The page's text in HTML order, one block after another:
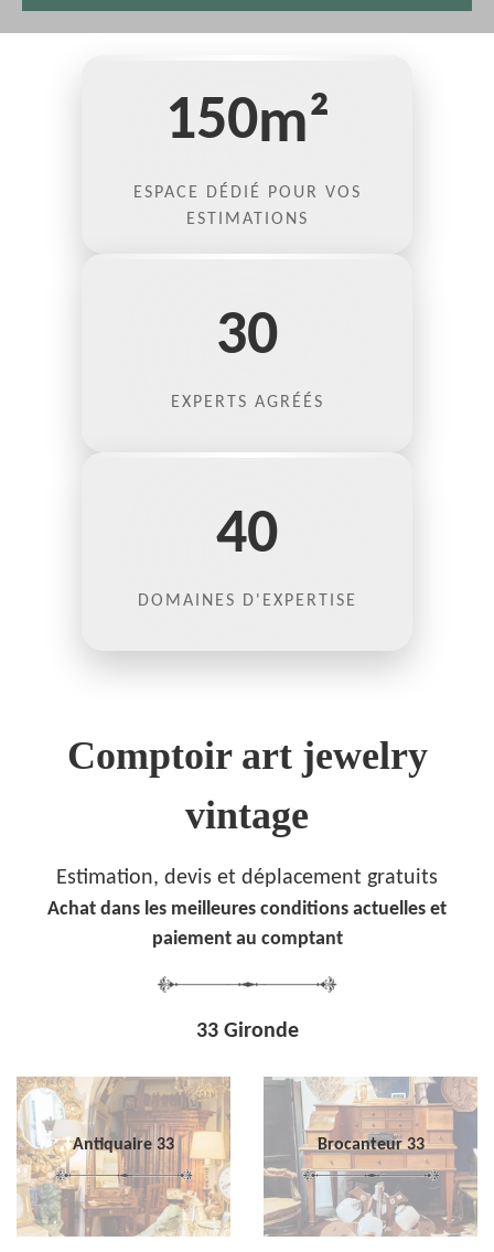
150m²
ESPACE DÉDIÉ POUR VOS
ESTIMATIONS
30
EXPERTS AGRÉÉS
40
DOMAINES D'EXPERTISE
Comptoir art jewelry
vintage
Estimation, devis et déplacement gratuits
Achat dans les meilleures conditions actuelles et
paiement au comptant
33 Gironde
Antiquaire 33 Brocanteur 33